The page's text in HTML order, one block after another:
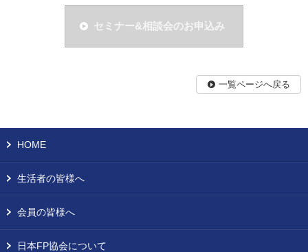
セミナー&相談会のお申込み
一覧ページへ戻る
HOME
生活者の皆様へ
会員の皆様へ
日本FP協会について